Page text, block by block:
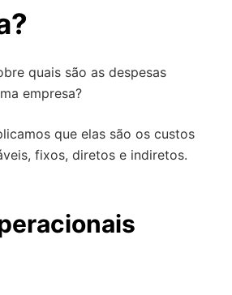
quais são as despesas
empresa?
que elas são os custos
fixos, diretos e indiretos.